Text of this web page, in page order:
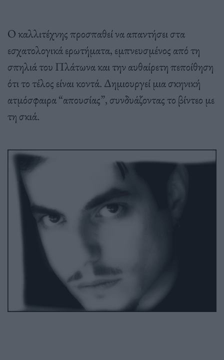
Ο καλλιτέχνης προσπαθεί να απαντήσει στα
εσχατολογικά ερωτήματα, εμπνευσμένος από τη
σπηλιά του Πλάτωνα και την αυθαίρετη πεποίθηση
ότι το τέλος είναι κοντά. Δημιουργεί μια σκηνική
ατμόσφαιρα “απουσίας”, συνδυάζοντας το βίντεο με
τη σκιά.